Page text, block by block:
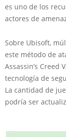
es uno de los
actores de
Sobre Ubisoft,
este método de
Assassin’s Creed
tecnología de
La cantidad de
podría ser